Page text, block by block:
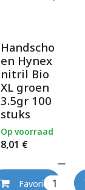
Handscho
en Hynex
nitril Bio
XL groen
3.5gr 100
stuks
8,01 €
Op voorraad
Favoriet